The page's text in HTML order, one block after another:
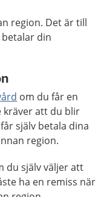
region. Det är till
din
om du får en
kräver att du blir
själv betala dina
region.
du själv väljer att
ha en remiss när